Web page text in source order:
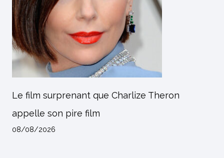
Le film surprenant que Charlize Theron
appelle son pire film
08/08/2026